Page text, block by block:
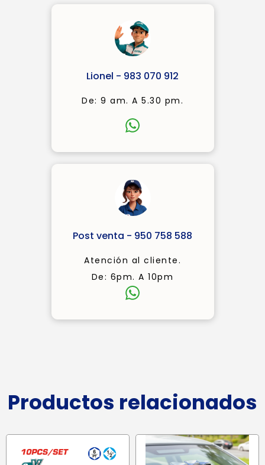
Lionel - 983 070 912
De: 9 am. A 5.30 pm.
Post venta - 950 758 588
Atención al cliente.
De: 6pm. A 10pm
Productos relacionados